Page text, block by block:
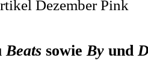
Dezember Pink
Beats sowieBy und